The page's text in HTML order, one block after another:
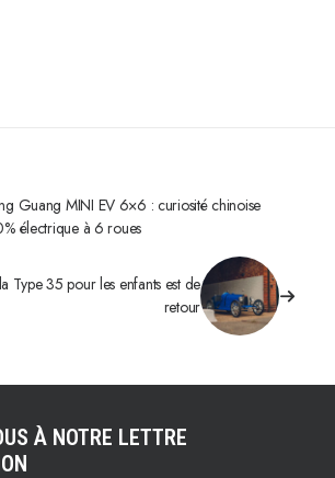
Guang MINI EV 6×6 : curiosité chinoise
électrique à 6 roues
Type 35 pour les enfants est de
retour
À NOTRE LETTRE